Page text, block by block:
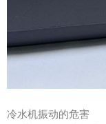
冷水机振动的危害